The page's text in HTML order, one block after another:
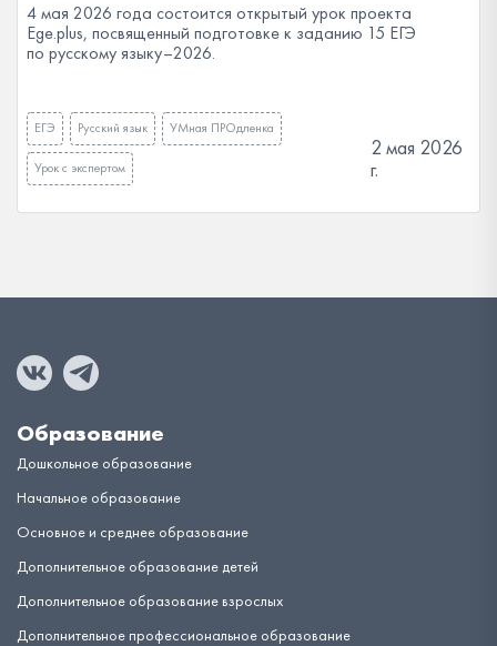
4 мая 2026 года состоится открытый урок проекта
Ege.plus, посвященный подготовке к заданию 15 ЕГЭ
по русскому языку–2026.
ЕГЭ Русский язык УМная ПРОдленка
Урок с экспертом
2 мая 2026
г.
Образование
Дошкольное образование
Начальное образование
Основное и среднее образование
Дополнительное образование детей
Дополнительное образование взрослых
Дополнительное профессиональное образование